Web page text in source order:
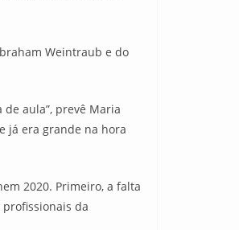
Weintraub e do
aula”, prevê Maria
já era grande na hora
2020. Primeiro, a falta
da